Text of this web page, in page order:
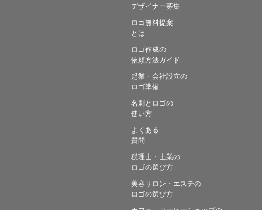
デザイナー募集
ロゴ無料提案
とは
ロゴ作成の
依頼方法ガイド
起業・会社設立の
ロゴ準備
名刺とロゴの
使い方
よくある
質問
税理士・士業の
ロゴの選び方
美容サロン・エステの
ロゴの選び方